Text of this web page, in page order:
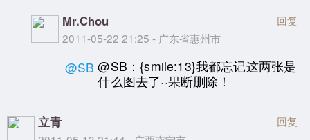
Mr.Chou
2011-05-22 21:25 - 广东省惠州市
回复
@SB @SB：{smile:13}我都忘记这两张是
什么图去了··果断删除！
立青 回复